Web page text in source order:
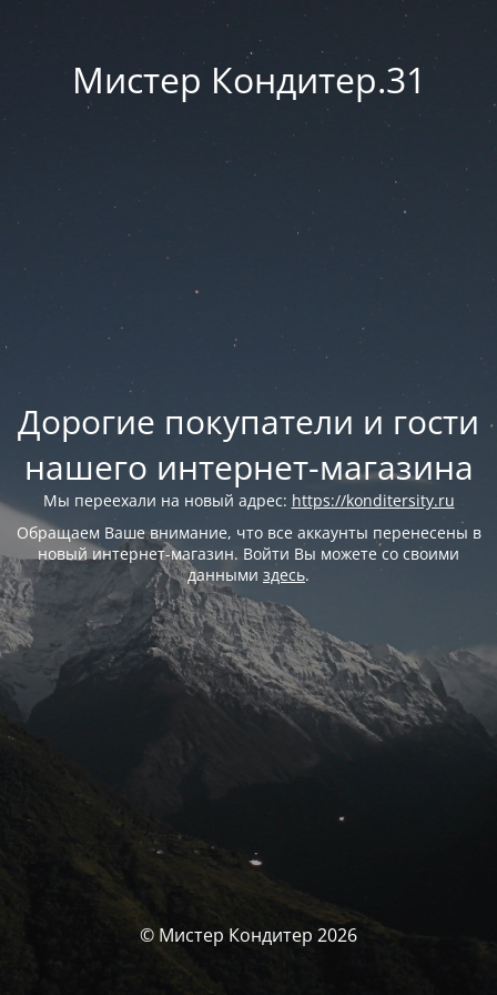
Мистер Кондитер.31
Дорогие покупатели и гости
нашего интернет-магазина
Мы переехали на новый адрес: https://konditersity.ru
Обращаем Ваше внимание, что все аккаунты перенесены в
новый интернет-магазин. Войти Вы можете со своими
данными здесь.
© Мистер Кондитер 2026